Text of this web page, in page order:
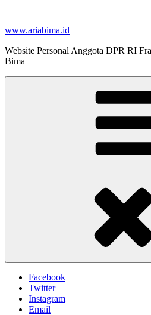
content
www.ariabima.id
Website Personal Anggota DPR RI
Bima
Facebook
Twitter
Instagram
Email